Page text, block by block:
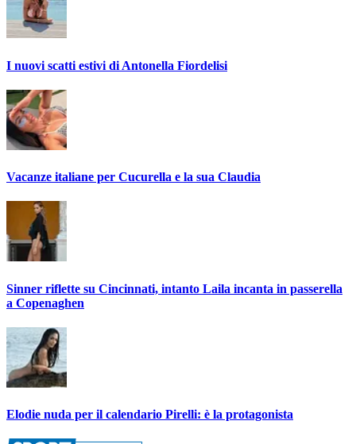
I nuovi scatti estivi di Antonella Fiordelisi
Vacanze italiane per Cucurella e la sua Claudia
Sinner riflette su Cincinnati, intanto Laila incanta in passerella
a Copenaghen
Elodie nuda per il calendario Pirelli: è la protagonista